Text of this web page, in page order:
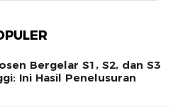
Bergelar S1, S2, dan S3
Ini Hasil Penelusuran